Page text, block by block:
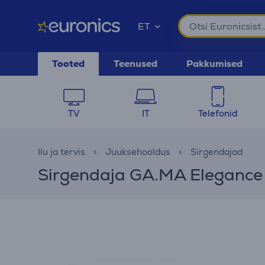
ET
Tooted Teenused Pakkumised
TV IT Telefonid
Ilu ja tervis Juuksehooldus Sirgendajad
Sirgendaja GA.MA